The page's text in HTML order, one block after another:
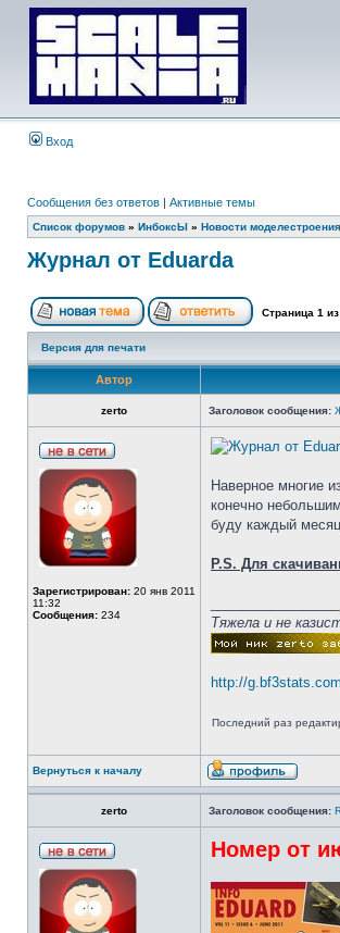
Вход
Сообщения без ответов | Активные темы
Список форумов » ИнбоксЫ » Новости моделестроения
Журнал от Eduarda
Страница 1 из
Версия для печати
Автор
zerto Заголовок сообщения:
Зарегистрирован: 20 янв 2011
11:32
Сообщения: 234
Наверное многие
конечно
буду каждый
P.S. Для
Тяжела и не
http://
Последний раз
Вернуться к началу
zerto Заголовок сообщения:
Номер от